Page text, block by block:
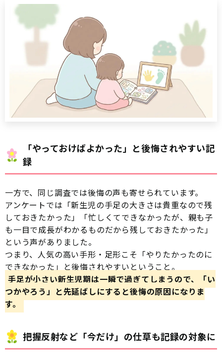
「やっておけばよかった」と後悔されやすい記
録
一方で、同じ調査では後悔の声も寄せられています。
アンケートでは「新生児の手足の大きさは貴重なので残
しておきたかった」「忙しくてできなかったが、親も子
も一目で成長がわかるものだから残しておきたかった」
という声がありました。
つまり、人気の高い手形・足形こそ「やりたかったのに
できなかった」と後悔されやすいということ。
手足が小さい新生児期は一瞬で過ぎてしまうので、「い
つかやろう」と先延ばしにすると後悔の原因になりま
す。
把握反射など「今だけ」の仕草も記録の対象に